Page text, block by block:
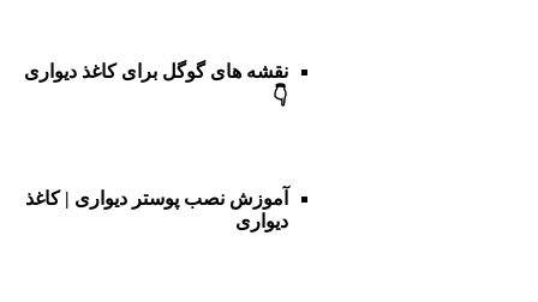
نقشه های گوگل برای کاغذ دیواری
👇
آموزش نصب پوستر دیواری | کاغذ
دیواری